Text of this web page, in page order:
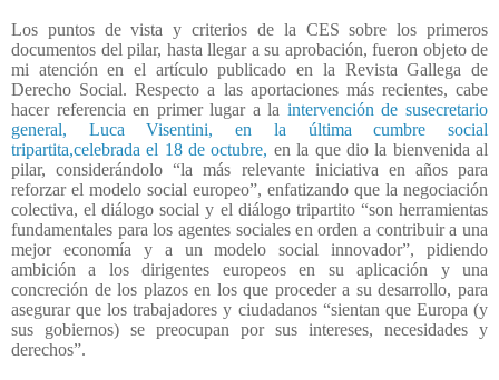
Los puntos de vista y criterios de la CES sobre los primeros
documentos del pilar, hasta llegar a su aprobación, fueron objeto de
mi atención en el artículo publicado en la Revista Gallega de
Derecho Social. Respecto a las aportaciones más recientes, cabe
hacer referencia en primer lugar a la intervención de susecretario
general, Luca Visentini, en la última cumbre social
tripartita,celebrada el 18 de octubre, en la que dio la bienvenida al
pilar, considerándolo “la más relevante iniciativa en años para
reforzar el modelo social europeo”, enfatizando que la negociación
colectiva, el diálogo social y el diálogo tripartito “son herramientas
fundamentales para los agentes sociales en orden a contribuir a una
mejor economía y a un modelo social innovador”, pidiendo
ambición a los dirigentes europeos en su aplicación y una
concreción de los plazos en los que proceder a su desarrollo, para
asegurar que los trabajadores y ciudadanos “sientan que Europa (y
sus gobiernos) se preocupan por sus intereses, necesidades y
derechos”.